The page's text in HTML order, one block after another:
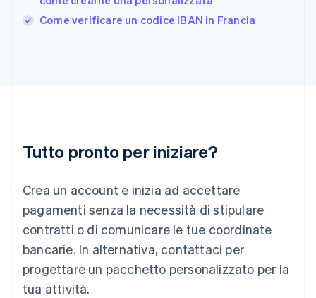
Come verificare un codice IBAN in Francia
Tutto pronto per iniziare?
Crea un account e inizia ad accettare
pagamenti senza la necessità di stipulare
contratti o di comunicare le tue coordinate
bancarie. In alternativa, contattaci per
progettare un pacchetto personalizzato per la
tua attività.
India
Lituania
Lussemburgo
Deutsch English
Malaysia
English 简体中文
Malta
Messico
EspañolEnglish